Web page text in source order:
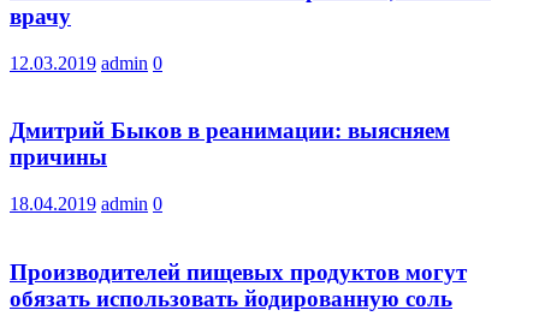
врачу
12.03.2019 admin 0
Дмитрий Быков в реанимации: выясняем
причины
18.04.2019 admin 0
Производителей пищевых продуктов могут
обязать использовать йодированную соль